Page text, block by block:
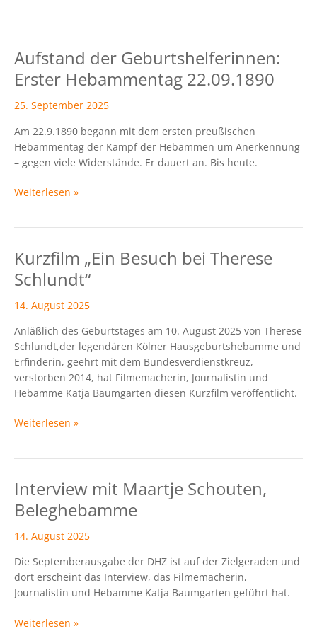
Aufstand der Geburtshelferinnen:
Erster Hebammentag 22.09.1890
25. September 2025
Am 22.9.1890 begann mit dem ersten preußischen
Hebammentag der Kampf der Hebammen um Anerkennung
– gegen viele Widerstände. Er dauert an. Bis heute.
Aufstand
Geburtshelferinnen:
Erster
22.09.1890
Weiterlesen »
Kurzfilm „Ein Besuch bei Therese
Schlundt“
14. August 2025
Anläßlich des Geburtstages am 10. August 2025 von Therese
Schlundt,der legendären Kölner Hausgeburtshebamme und
Erfinderin, geehrt mit dem Bundesverdienstkreuz,
verstorben 2014, hat Filmemacherin, Journalistin und
Hebamme Katja Baumgarten diesen Kurzfilm veröffentlicht.
Kurzfilm
Besuch
bei
Schlundt“
Weiterlesen »
Interview mit Maartje Schouten,
Beleghebamme
14. August 2025
Die Septemberausgabe der DHZ ist auf der Zielgeraden und
dort erscheint das Interview, das Filmemacherin,
Journalistin und Hebamme Katja Baumgarten geführt hat.
Interview
Maartje
Schouten,
Weiterlesen »